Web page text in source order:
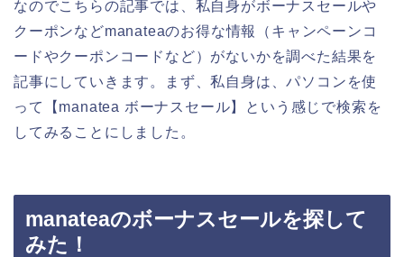
なのでこちらの記事では、私自身がボーナスセールや
クーポンなどmanateaのお得な情報（キャンペーンコ
ードやクーポンコードなど）がないかを調べた結果を
記事にしていきます。まず、私自身は、パソコンを使
って【manatea ボーナスセール】という感じで検索を
してみることにしました。
manateaのボーナスセールを探して
みた！